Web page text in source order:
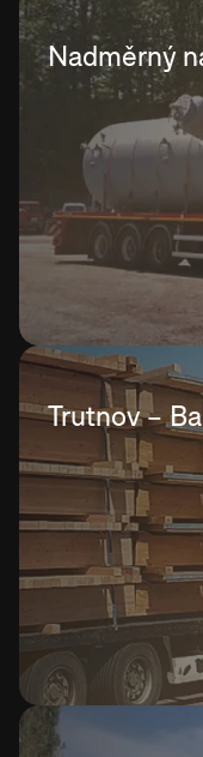
Nadměrný
Trutnov –